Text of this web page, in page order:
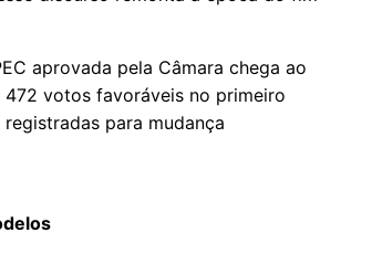
aprovada pela Câmara chega ao
votos favoráveis no primeiro
para mudança